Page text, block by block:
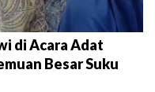
di Acara Adat
Besar Suku